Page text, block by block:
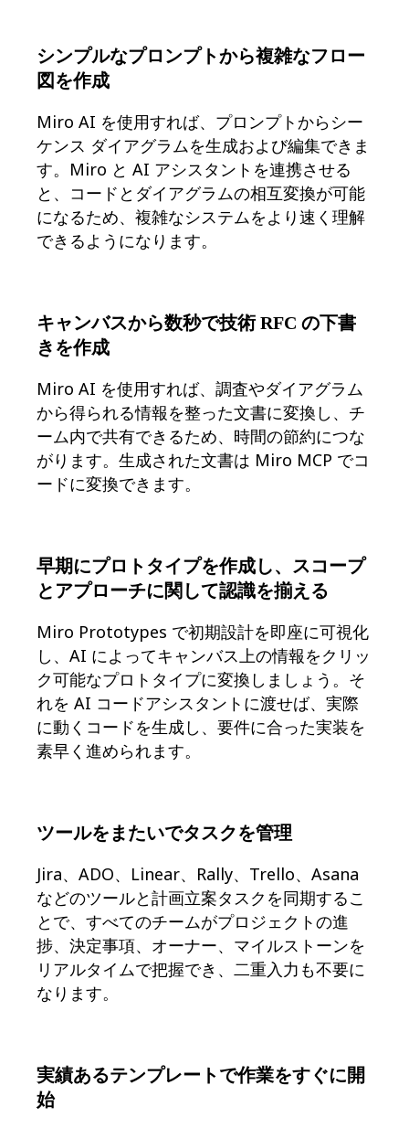
金融サービス
製薬とライフサイエンス
チーム別
デザインと UX
エンジニアリング
製品部門の統括と運営
業務運営
マーケティング
IT
戦略的イニシアティブ別
Product OS
社内デジタル環境
顧客体験とサービスのデザイン
学習
お客様事例
アカデミー
ウェビナー
Reforge Learning
コミュニティーとサポート
ヘルプセンター
ブログ
パートナーとサービス
Miro プロフェッショナル サービス
料金プラン
シンプルなプロンプトから複雑なフロー
図を作成
Miro AI を使用すれば、プロンプトからシー
ケンス ダイアグラムを生成および編集できま
す。Miro と AI アシスタントを連携させる
と、コードとダイアグラムの相互変換が可能
になるため、複雑なシステムをより速く理解
できるようになります。
キャンバスから数秒で技術 RFC の下書
きを作成
Miro AI を使用すれば、調査やダイアグラム
から得られる情報を整った文書に変換し、チ
ーム内で共有できるため、時間の節約につな
がります。生成された文書は Miro MCP でコ
ードに変換できます。
早期にプロトタイプを作成し、スコープ
とアプローチに関して認識を揃える
Miro Prototypes で初期設計を即座に可視化
し、AI によってキャンバス上の情報をクリッ
ク可能なプロトタイプに変換しましょう。そ
れを AI コードアシスタントに渡せば、実際
に動くコードを生成し、要件に合った実装を
素早く進められます。
ツールをまたいでタスクを管理
Jira、ADO、Linear、Rally、Trello、Asana
などのツールと計画立案タスクを同期するこ
とで、すべてのチームがプロジェクトの進
捗、決定事項、オーナー、マイルストーンを
リアルタイムで把握でき、二重入力も不要に
なります。
実績あるテンプレートで作業をすぐに開
始